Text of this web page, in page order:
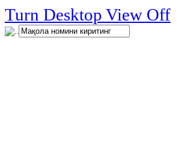
Turn Desktop View Off
.